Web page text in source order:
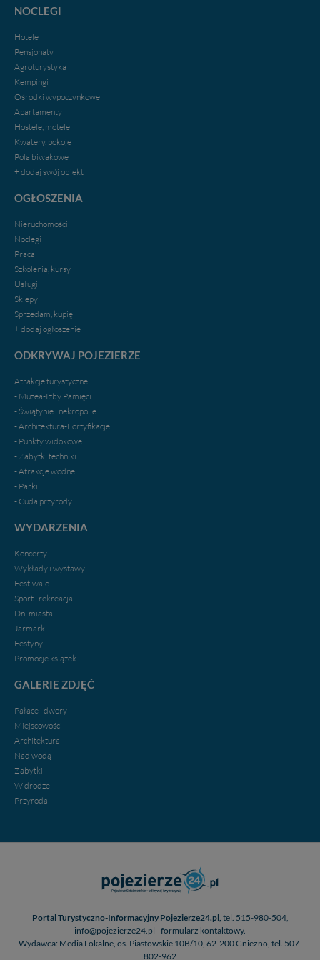
NOCLEGI
Hotele
Pensjonaty
Agroturystyka
Kempingi
Ośrodki wypoczynkowe
Apartamenty
Hostele, motele
Kwatery, pokoje
Pola biwakowe
+ dodaj swój obiekt
OGŁOSZENIA
Nieruchomości
Noclegi
Praca
Szkolenia, kursy
Usługi
Sklepy
Sprzedam, kupię
+ dodaj ogłoszenie
ODKRYWAJ POJEZIERZE
Atrakcje turystyczne
- Muzea-Izby Pamięci
- Świątynie i nekropolie
- Architektura-Fortyfikacje
- Punkty widokowe
- Zabytki techniki
- Atrakcje wodne
- Parki
- Cuda przyrody
WYDARZENIA
Koncerty
Wykłady i wystawy
Festiwale
Sport i rekreacja
Dni miasta
Jarmarki
Festyny
Promocje ksiązek
GALERIE ZDJĘĆ
Pałace i dwory
Miejscowości
Architektura
Nad wodą
Zabytki
W drodze
Przyroda
Portal Turystyczno-Informacyjny Pojezierze24.pl, tel. 515-980-504,
info@pojezierze24.pl - formularz kontaktowy.
Wydawca: Media Lokalne, os. Piastowskie 10B/10, 62-200 Gniezno, tel. 507-
802-962
nas bezpieczne, jeśli masz wątpliwości co do naszych
informacji uzyskach w naszej
Klikając znak X lub przycisk PRZEJDŹ DO SERWISU
wyrażasz zgodę na przetwarzanie Twoich danych.
Nasz serwis nie wykorzystuje oraz nie udostępnia
Twoich danych innym podmiotom oraz osobom
trzecim. Wyjątkiem jest sytuacja, gdy przekazanie
Twoich danych jest elementem usługi (przekazanie
danych z formularza kontaktowego, przekazanie danych
w przypadku rezerwacji usług typu: nocleg, czartery,
itp). Więcej informacji o zasadach i funkcjonalności
Lokalne Karol Soberski, z siedzibą w Gnieźnie, na os.
Piastowskim 10B/10. Możesz z nami skontaktować się
danych, zażądać ich poprawienia lub usunięcia,
zabronić ich przetwarzania. Pamiętaj jednak, że nie
zawsze jest możliwe techniczne zrealizowanie Twoich
cookies. Twoja przeglądarka umożliwia Ci skasowanie
zrobić za Ciebie.
Dziękujemy.
Pojezierze Gnieźnieńskie - odkrywaj i wypoczywaj...
Pojezierze Gnieźnieńskie - na weekend, wycieczkę,
wakacje...